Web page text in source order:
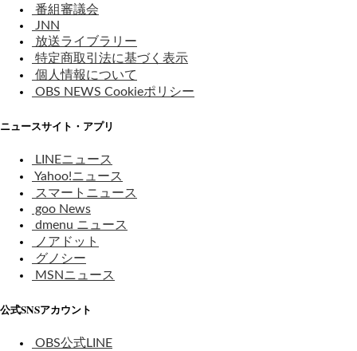
番組審議会
JNN
放送ライブラリー
特定商取引法に基づく表示
個人情報について
OBS NEWS Cookieポリシー
ニュースサイト・アプリ
LINEニュース
Yahoo!ニュース
スマートニュース
goo News
dmenu ニュース
ノアドット
グノシー
MSNニュース
公式SNSアカウント
OBS公式LINE